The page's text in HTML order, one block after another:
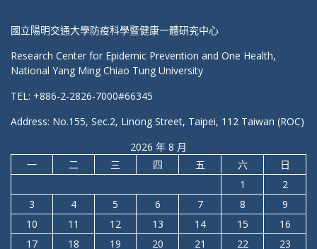
國立陽明交通大學防疫科學暨健康一體研究中心
Research Center for Epidemic Prevention and One Health,
National Yang Ming Chiao Tung University
TEL: +886-2-2826-7000#66345
Address: No.155, Sec.2, Linong Street, Taipei, 112 Taiwan (ROC)
2026 年 8 月
一
二 三 四 五 六
日
1
2
3
4 5 6 7 8
9
10
11 12 13 14 15
16
17
18 19 20 21 22 23